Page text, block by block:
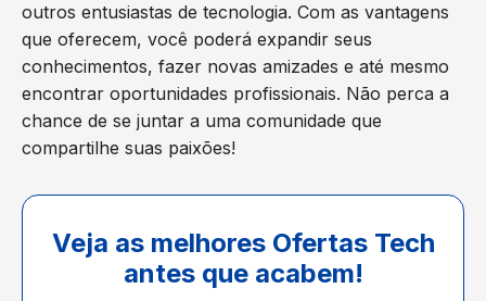
outros entusiastas de tecnologia. Com as vantagens
que oferecem, você poderá expandir seus
conhecimentos, fazer novas amizades e até mesmo
encontrar oportunidades profissionais. Não perca a
chance de se juntar a uma comunidade que
compartilhe suas paixões!
Veja as melhores Ofertas Tech
antes que acabem!